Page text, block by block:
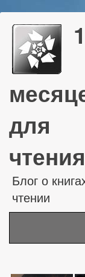
для
чтения
Блог о
чтении